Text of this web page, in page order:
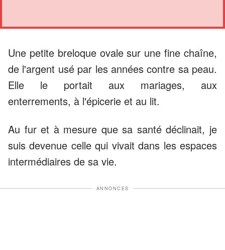
Une petite breloque ovale sur une fine chaîne,
de l'argent usé par les années contre sa peau.
Elle le portait aux mariages, aux
enterrements, à l'épicerie et au lit.
Au fur et à mesure que sa santé déclinait, je
suis devenue celle qui vivait dans les espaces
intermédiaires de sa vie.
ANNONCES